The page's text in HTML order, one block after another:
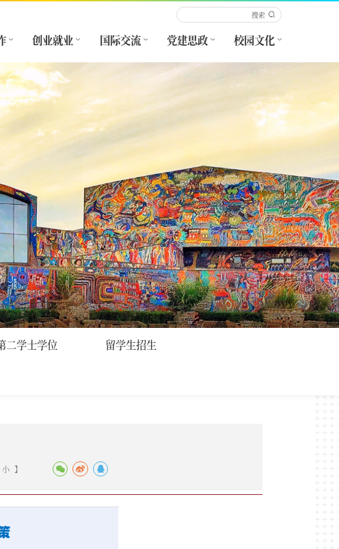
创业就业 国际交流 党建思政 校园文化
二学士学位 留学生招生
小 】